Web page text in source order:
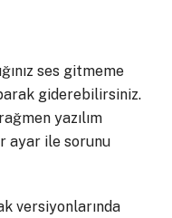
ses gitmeme
giderebilirsiniz.
yazılım
ayar ile sorunu
versiyonlarında